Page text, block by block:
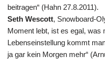
beitragen“ (Hahn 27.8.2011).
Seth Wescott, Snowboard-
Moment lebt, ist es egal, was
Lebenseinstellung kommt
ja gar kein Morgen mehr“